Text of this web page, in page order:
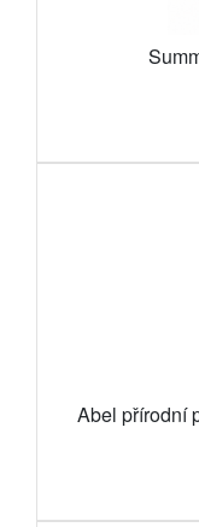
Abel přírodní